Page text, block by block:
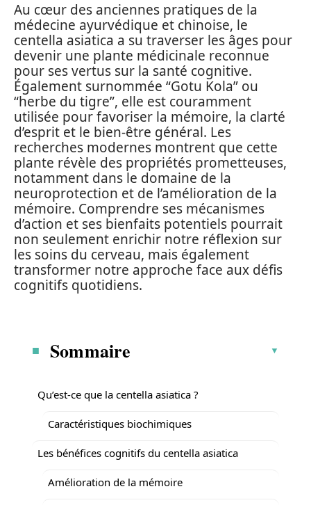
Au cœur des anciennes pratiques de la
médecine ayurvédique et chinoise, le
centella asiatica a su traverser les âges pour
devenir une plante médicinale reconnue
pour ses vertus sur la santé cognitive.
Également surnommée “Gotu Kola” ou
“herbe du tigre”, elle est couramment
utilisée pour favoriser la mémoire, la clarté
d’esprit et le bien-être général. Les
recherches modernes montrent que cette
plante révèle des propriétés prometteuses,
notamment dans le domaine de la
neuroprotection et de l’amélioration de la
mémoire. Comprendre ses mécanismes
d’action et ses bienfaits potentiels pourrait
non seulement enrichir notre réflexion sur
les soins du cerveau, mais également
transformer notre approche face aux défis
cognitifs quotidiens.
Sommaire
Qu’est-ce que la centella asiatica ?
Caractéristiques biochimiques
Les bénéfices cognitifs du centella asiatica
Amélioration de la mémoire